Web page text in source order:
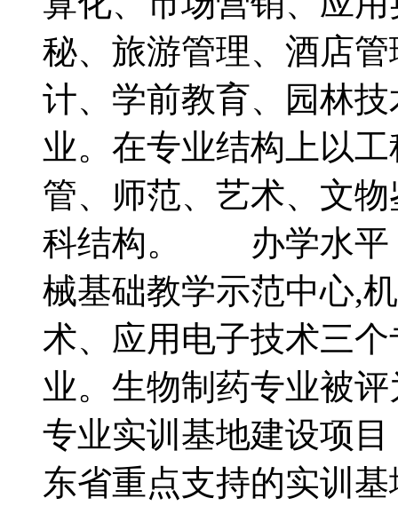
秘、旅游管理、酒店
计、学前教育、园林
业。在专业结构上以
管、师范、艺术、文
科结构。 办学水平
械基础教学示范中心,
术、应用电子技术三
业。生物制药专业被
专业实训基地建设项
东省重点支持的实训